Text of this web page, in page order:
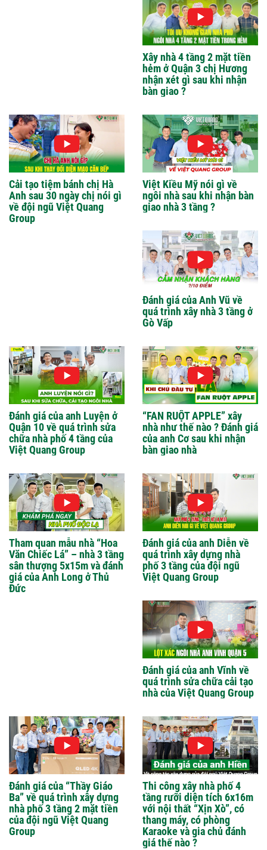
Xây nhà 4 tầng 2 mặt tiền
hẻm ở Quận 3 chị Hương
nhận xét gì sau khi nhận
bàn giao ?
Cải tạo tiệm bánh chị Hà
Anh sau 30 ngày chị nói gì
về đội ngũ Việt Quang
Group
Việt Kiều Mỹ nói gì về
ngôi nhà sau khi nhận bàn
giao nhà 3 tầng ?
Đánh giá của Anh Vũ về
quá trình xây nhà 3 tầng ở
Gò Vấp
Đánh giá của anh Luyện ở
Quận 10 về quá trình sửa
chữa nhà phố 4 tầng của
Việt Quang Group
“FAN RUỘT APPLE” xây
nhà như thế nào ? Đánh giá
của anh Cơ sau khi nhận
bàn giao nhà
Tham quan mẫu nhà “Hoa
Văn Chiếc Lá” – nhà 3 tầng
sân thượng 5x15m và đánh
giá của Anh Long ở Thủ
Đức
Đánh giá của anh Diễn về
quá trình xây dựng nhà
phố 3 tầng của đội ngũ
Việt Quang Group
Đánh giá của anh Vĩnh về
quá trình sửa chữa cải tạo
nhà của Việt Quang Group
Đánh giá của “Thầy Giáo
Ba” về quá trình xây dựng
nhà phố 3 tầng 2 mặt tiền
của đội ngũ Việt Quang
Group
Thi công xây nhà phố 4
tầng rưỡi diện tích 6x16m
với nội thất “Xịn Xò”, có
thang máy, có phòng
Karaoke và gia chủ đánh
giá thế nào ?